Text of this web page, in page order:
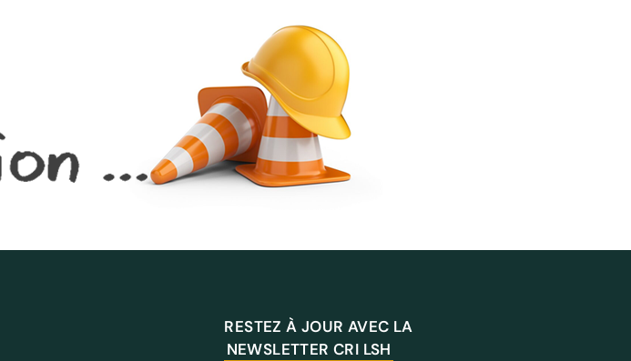
RESTEZ À JOUR AVEC LA
NEWSLETTER CRI LSH